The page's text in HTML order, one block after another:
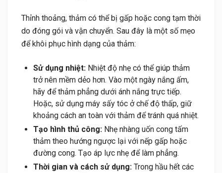
Thỉnh thoảng, thảm có thể bị gấp hoặc cong tạm thời
do đóng gói và vận chuyển. Sau đây là một số mẹo
để khôi phục hình dạng của thảm:
Sử dụng nhiệt: Nhiệt độ nhẹ có thể giúp thảm
trở nên mềm dẻo hơn. Vào một ngày nắng ấm,
hãy để thảm phẳng dưới ánh nắng trực tiếp.
Hoặc, sử dụng máy sấy tóc ở chế độ thấp, giữ
khoảng cách an toàn với thảm để tránh quá nhiệt.
Tạo hình thủ công: Nhẹ nhàng uốn cong tấm
thảm theo hướng ngược lại với nếp gấp hoặc
đường cong. Tạo áp lực nhẹ để làm phẳng.
Thời gian và cách sử dụng: Trong hầu hết các